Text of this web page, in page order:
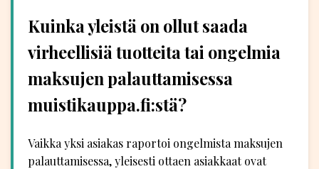
Kuinka yleistä on ollut saada
virheellisiä tuotteita tai ongelmia
maksujen palauttamisessa
muistikauppa.fi:stä?
Vaikka yksi asiakas raportoi ongelmista maksujen
palauttamisessa, yleisesti ottaen asiakkaat ovat